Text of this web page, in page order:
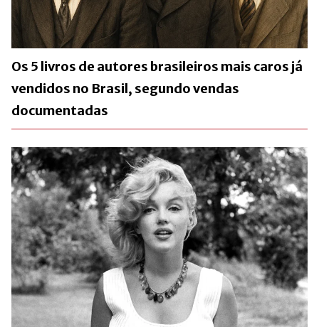
Os 5 livros de autores brasileiros mais caros já
vendidos no Brasil, segundo vendas
documentadas